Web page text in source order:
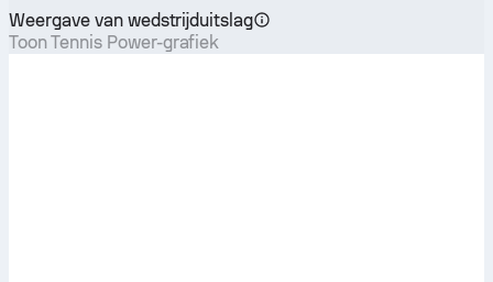
Weergave van wedstrijduitslag
Toon Tennis Power-grafiek